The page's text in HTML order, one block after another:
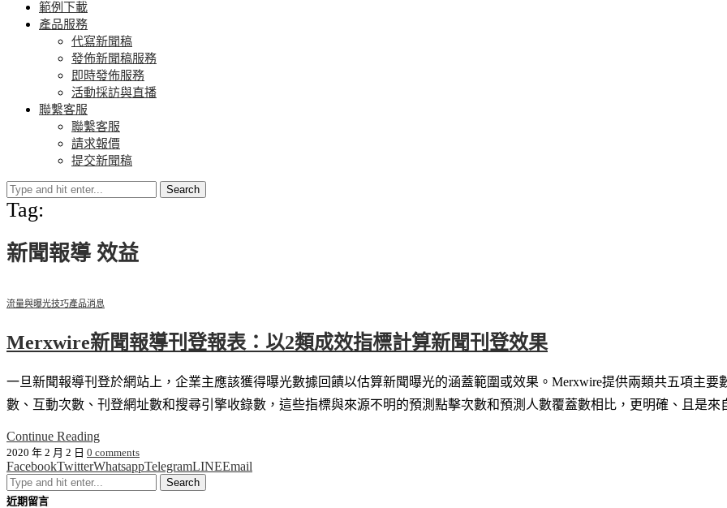
範例下載
產品服務
代寫新聞稿
發佈新聞稿服務
即時發佈服務
活動採訪與直播
聯繫客服
聯繫客服
請求報價
提交新聞稿
Search
Tag:
新聞報導 效益
流量與曝光技巧產品消息
Merxwire新聞報導刊登報表：以2類成效指標計算新聞刊登效果
一旦新聞報導刊登於網站上，企業主應該獲得曝光數據回饋以估算新聞曝光的涵蓋範圍或效果。Merxwire提供兩類共五項主
數、互動次數、刊登網址數和搜尋引擎收錄數，這些指標與來源不明的預測點擊次數和預測人數覆蓋數相比，更明確、且是
Continue Reading
2020 年 2 月 2 日 0 comments
FacebookTwitterWhatsappTelegramLINEEmail
近期留言